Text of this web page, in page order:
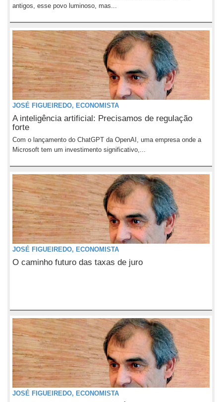
antigos, esse povo luminoso, mas...
JOSÉ FIGUEIREDO, ECONOMISTA
A inteligência artificial: Precisamos de regulação
forte
Com o lançamento do ChatGPT da OpenAI, uma empresa onde a
Microsoft tem um investimento significativo,...
JOSÉ FIGUEIREDO, ECONOMISTA
O caminho futuro das taxas de juro
JOSÉ FIGUEIREDO, ECONOMISTA